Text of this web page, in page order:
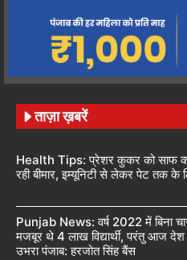
ताज़ा ख़बरें
Health Tips: प्रेशर कुकर को साफ
रही बीमार, इम्यूनिटी से लेकर पेट तक
Punjab News: वर्ष 2022 में बिना
मजबूर थे 4 लाख विद्यार्थी, परंतु आज
उभरा पंजाब: हरजोत सिंह बैंस